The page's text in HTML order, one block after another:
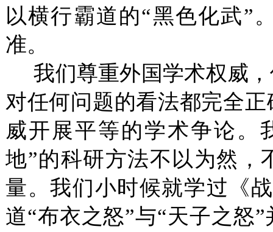
以横行霸道的“黑色化武”
准。
我们尊重外国学术权威，
对任何问题的看法都完全
威开展平等的学术争论。
地”的科研方法不以为然，
量。我们小时候就学过《
道“布衣之怒”与“天子之怒